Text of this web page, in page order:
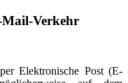
Verkehr
Elektronische Post (E-